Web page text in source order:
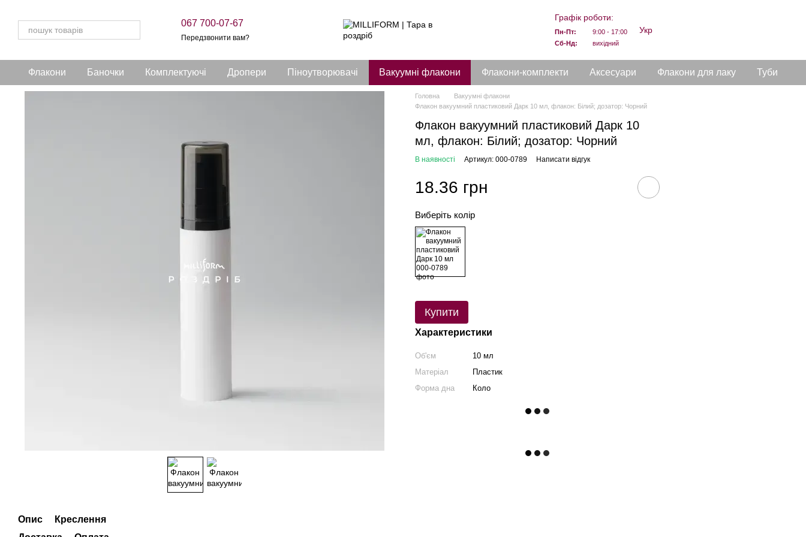
067 700-07-67
Передзвонити вам?
Графік роботи:
Пн-Пт:
9:00 - 17:00
Сб-Нд:
вихідний
Укр
Флакони Баночки Комплектуючі Дропери Піноутворювачі Вакуумні флакони Флакони-комплекти Аксесуари Флакони для лаку Туби
Опис
Креслення
Головна
Вакуумні флакони
Флакон вакуумний пластиковий Дарк 10 мл, флакон: Білий; дозатор: Чорний
Флакон вакуумний пластиковий Дарк 10
мл, флакон: Білий; дозатор: Чорний
В наявності Артикул: 000-0789 Написати відгук
18.36 грн
Виберіть колір
Купити
Характеристики
Об'єм
10 мл
Матеріал
Пластик
Форма дна
Коло